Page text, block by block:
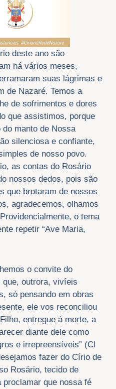
deste ano são
há vários meses,
suas lágrimas e
de Nazaré. Temos a
de sofrimentos e dores
que assistimos, porque
manto de Nossa
silenciosa e confiante,
de nosso povo.
as contas do Rosário
nossos dedos, pois são
que brotaram de nossos
agradecemos, olhamos
o tema
repetir “Ave Maria,
o convite do
que, outrora, vivíeis
só pensando em obras
ele vos reconciliou
entregue à morte, a
diante dele como
e irrepreensíveis” (Cl
fazer do Círio de
Rosário, tecido de
que nossa fé